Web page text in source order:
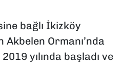
bağlı İkizköy
Akbelen Ormanı’nda
yılında başladı ve